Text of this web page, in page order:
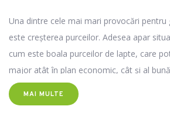
Una dintre cele mai mari provocări
este creșterea purceilor. Adesea apar
cum este boala purceilor de lapte, care
major atât în plan economic, cât şi al
Descoperă în rândurile următoare un
subiect, ce înseamnă boala purceilor de
MAI MULTE